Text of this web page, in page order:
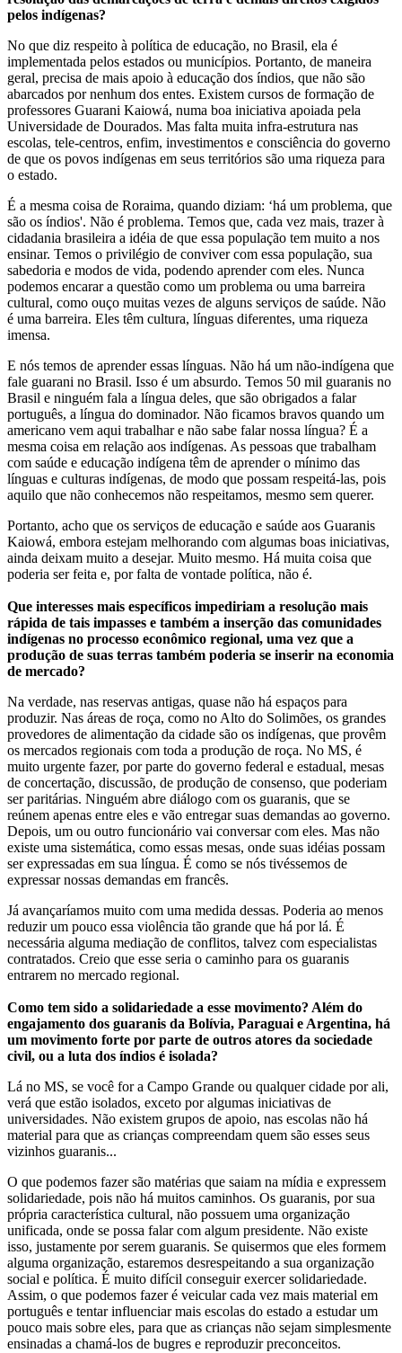
pelos indígenas?
No que diz respeito à política de educação, no Brasil, ela é
implementada pelos estados ou municípios. Portanto, de maneira
geral, precisa de mais apoio à educação dos índios, que não são
abarcados por nenhum dos entes. Existem cursos de formação de
professores Guarani Kaiowá, numa boa iniciativa apoiada pela
Universidade de Dourados. Mas falta muita infra-estrutura nas
escolas, tele-centros, enfim, investimentos e consciência do governo
de que os povos indígenas em seus territórios são uma riqueza para
o estado.
É a mesma coisa de Roraima, quando diziam: ‘há um problema, que
são os índios'. Não é problema. Temos que, cada vez mais, trazer à
cidadania brasileira a idéia de que essa população tem muito a nos
ensinar. Temos o privilégio de conviver com essa população, sua
sabedoria e modos de vida, podendo aprender com eles. Nunca
podemos encarar a questão como um problema ou uma barreira
cultural, como ouço muitas vezes de alguns serviços de saúde. Não
é uma barreira. Eles têm cultura, línguas diferentes, uma riqueza
imensa.
E nós temos de aprender essas línguas. Não há um não-indígena que
fale guarani no Brasil. Isso é um absurdo. Temos 50 mil guaranis no
Brasil e ninguém fala a língua deles, que são obrigados a falar
português, a língua do dominador. Não ficamos bravos quando um
americano vem aqui trabalhar e não sabe falar nossa língua? É a
mesma coisa em relação aos indígenas. As pessoas que trabalham
com saúde e educação indígena têm de aprender o mínimo das
línguas e culturas indígenas, de modo que possam respeitá-las, pois
aquilo que não conhecemos não respeitamos, mesmo sem querer.
Portanto, acho que os serviços de educação e saúde aos Guaranis
Kaiowá, embora estejam melhorando com algumas boas iniciativas,
ainda deixam muito a desejar. Muito mesmo. Há muita coisa que
poderia ser feita e, por falta de vontade política, não é.
Que interesses mais específicos impediriam a resolução mais
rápida de tais impasses e também a inserção das comunidades
indígenas no processo econômico regional, uma vez que a
produção de suas terras também poderia se inserir na economia
de mercado?
Na verdade, nas reservas antigas, quase não há espaços para
produzir. Nas áreas de roça, como no Alto do Solimões, os grandes
provedores de alimentação da cidade são os indígenas, que provêm
os mercados regionais com toda a produção de roça. No MS, é
muito urgente fazer, por parte do governo federal e estadual, mesas
de concertação, discussão, de produção de consenso, que poderiam
ser paritárias. Ninguém abre diálogo com os guaranis, que se
reúnem apenas entre eles e vão entregar suas demandas ao governo.
Depois, um ou outro funcionário vai conversar com eles. Mas não
existe uma sistemática, como essas mesas, onde suas idéias possam
ser expressadas em sua língua. É como se nós tivéssemos de
expressar nossas demandas em francês.
Já avançaríamos muito com uma medida dessas. Poderia ao menos
reduzir um pouco essa violência tão grande que há por lá. É
necessária alguma mediação de conflitos, talvez com especialistas
contratados. Creio que esse seria o caminho para os guaranis
entrarem no mercado regional.
Como tem sido a solidariedade a esse movimento? Além do
engajamento dos guaranis da Bolívia, Paraguai e Argentina, há
um movimento forte por parte de outros atores da sociedade
civil, ou a luta dos índios é isolada?
Lá no MS, se você for a Campo Grande ou qualquer cidade por ali,
verá que estão isolados, exceto por algumas iniciativas de
universidades. Não existem grupos de apoio, nas escolas não há
material para que as crianças compreendam quem são esses seus
vizinhos guaranis...
O que podemos fazer são matérias que saiam na mídia e expressem
solidariedade, pois não há muitos caminhos. Os guaranis, por sua
própria característica cultural, não possuem uma organização
unificada, onde se possa falar com algum presidente. Não existe
isso, justamente por serem guaranis. Se quisermos que eles formem
alguma organização, estaremos desrespeitando a sua organização
social e política. É muito difícil conseguir exercer solidariedade.
Assim, o que podemos fazer é veicular cada vez mais material em
português e tentar influenciar mais escolas do estado a estudar um
pouco mais sobre eles, para que as crianças não sejam simplesmente
ensinadas a chamá-los de bugres e reproduzir preconceitos.